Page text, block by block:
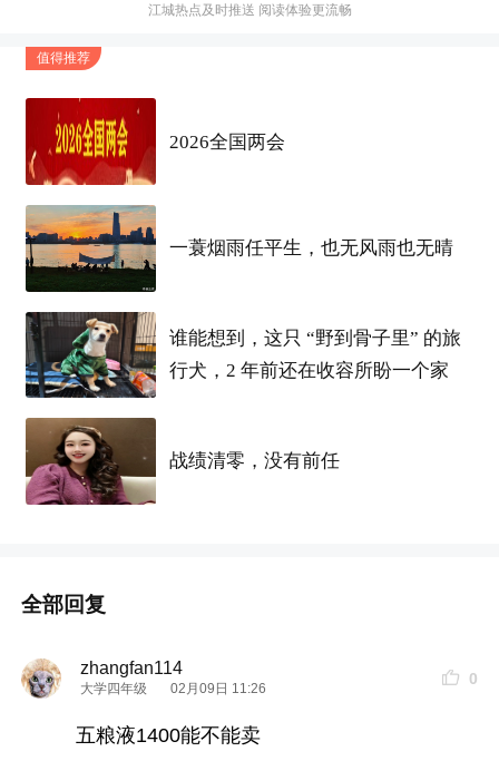
江城热点及时推送 阅读体验更流畅
值得推荐
2026全国两会
一蓑烟雨任平生，也无风雨也无晴
谁能想到，这只 “野到骨子里” 的旅
行犬，2 年前还在收容所盼一个家
战绩清零，没有前任
全部回复
zhangfan114
大学四年级 02月09日 11:26
0
五粮液1400能不能卖